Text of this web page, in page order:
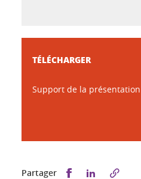
TÉLÉCHARGER
Support de la présentation
Partager Partager sur
Partager